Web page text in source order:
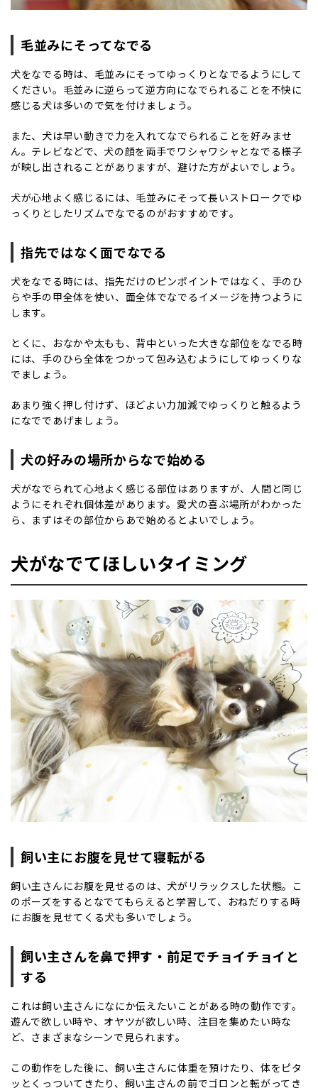
毛並みにそってなでる
犬をなでる時は、毛並みにそってゆっくりとなでるようにして
ください。毛並みに逆らって逆方向になでられることを不快に
感じる犬は多いので気を付けましょう。
また、犬は早い動きで力を入れてなでられることを好みませ
ん。テレビなどで、犬の顔を両手でワシャワシャとなでる様子
が映し出されることがありますが、避けた方がよいでしょう。
犬が心地よく感じるには、毛並みにそって長いストロークでゆ
っくりとしたリズムでなでるのがおすすめです。
指先ではなく面でなでる
犬をなでる時には、指先だけのピンポイントではなく、手のひ
らや手の甲全体を使い、面全体でなでるイメージを持つように
します。
とくに、おなかや太もも、背中といった大きな部位をなでる時
には、手のひら全体をつかって包み込むようにしてゆっくりな
でましょう。
あまり強く押し付けず、ほどよい力加減でゆっくりと触るよう
になでであげましょう。
犬の好みの場所からなで始める
犬がなでられて心地よく感じる部位はありますが、人間と同じ
ようにそれぞれ個体差があります。愛犬の喜ぶ場所がわかった
ら、まずはその部位からあで始めるとよいでしょう。
犬がなでてほしいタイミング
飼い主にお腹を見せて寝転がる
飼い主さんにお腹を見せるのは、犬がリラックスした状態。こ
のポーズをするとなでてもらえると学習して、おねだりする時
にお腹を見せてくる犬も多いでしょう。
飼い主さんを鼻で押す・前足でチョイチョイと
する
これは飼い主さんになにか伝えたいことがある時の動作です。
遊んで欲しい時や、オヤツが欲しい時、注目を集めたい時な
ど、さまざまなシーンで見られます。
この動作をした後に、飼い主さんに体重を預けたり、体をピタ
ッとくっついてきたり、飼い主さんの前でゴロンと転がってき